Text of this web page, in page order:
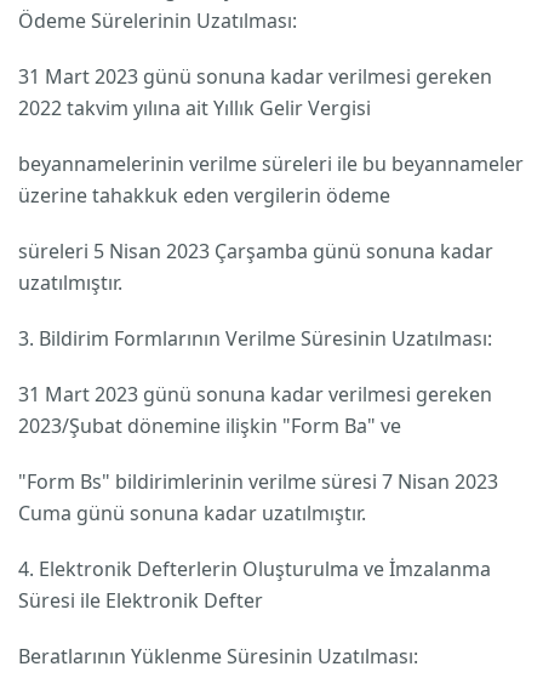
Ödeme Sürelerinin Uzatılması:
31 Mart 2023 günü sonuna kadar verilmesi gereken
2022 takvim yılına ait Yıllık Gelir Vergisi
beyannamelerinin verilme süreleri ile bu beyannameler
üzerine tahakkuk eden vergilerin ödeme
süreleri 5 Nisan 2023 Çarşamba günü sonuna kadar
uzatılmıştır.
3. Bildirim Formlarının Verilme Süresinin Uzatılması:
31 Mart 2023 günü sonuna kadar verilmesi gereken
2023/Şubat dönemine ilişkin "Form Ba" ve
"Form Bs" bildirimlerinin verilme süresi 7 Nisan 2023
Cuma günü sonuna kadar uzatılmıştır.
4. Elektronik Defterlerin Oluşturulma ve İmzalanma
Süresi ile Elektronik Defter
Beratlarının Yüklenme Süresinin Uzatılması: